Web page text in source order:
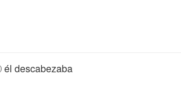
él descabezaba